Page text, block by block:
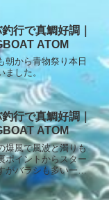
行で真鯛好調｜
ATOM
朝から青物祭り本日
した。
行で真鯛好調｜
ATOM
爆風で風波と濁りも
ポイントからスター
がバラシも多い一日
がとうございまし